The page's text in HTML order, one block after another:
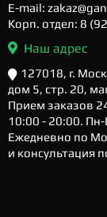
E-mail:
Корп. отдел: 8
Наш адрес
127018, г.
дом 5, стр. 20,
Прием заказов
10:00 - 20:00.
Ежедневно по
и консультация